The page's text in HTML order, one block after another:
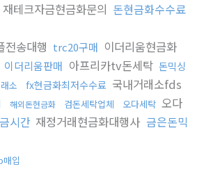
재테크자금현금화문의 돈현금화수수료
전송대행 trc20구매 이더리움현금화
이더리움판매 아프리카tv돈세탁 돈믹싱
소 fx현금화최저수수료 국내거래소fds
해외돈현금화 검돈세탁업체 오다세탁 오다
시간 재정거래현금화대행사 금은돈믹
입